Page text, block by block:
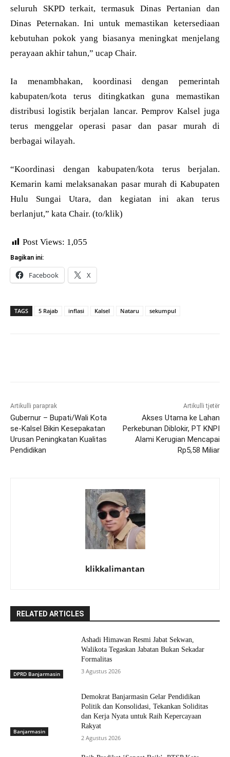
seluruh SKPD terkait, termasuk Dinas Pertanian dan
Dinas Peternakan. Ini untuk memastikan ketersediaan
kebutuhan pokok yang biasanya meningkat menjelang
perayaan akhir tahun,” ucap Chair.
Ia menambhakan, koordinasi dengan pemerintah
kabupaten/kota terus ditingkatkan guna memastikan
distribusi logistik berjalan lancar. Pemprov Kalsel juga
terus menggelar operasi pasar dan pasar murah di
berbagai wilayah.
“Koordinasi dengan kabupaten/kota terus berjalan.
Kemarin kami melaksanakan pasar murah di Kabupaten
Hulu Sungai Utara, dan kegiatan ini akan terus
berlanjut,” kata Chair. (to/klik)
Post Views: 1,055
Bagikan ini:
Facebook X
TAGS 5 Rajab inflasi Kalsel Nataru sekumpul
Artikulli paraprak
Gubernur – Bupati/Wali Kota
se-Kalsel Bikin Kesepakatan
Urusan Peningkatan Kualitas
Pendidikan
Artikulli tjetër
Akses Utama ke Lahan
Perkebunan Diblokir, PT KNPI
Alami Kerugian Mencapai
Rp5,58 Miliar
klikkalimantan
RELATED ARTICLES
DPRD Banjarmasin
Ashadi Himawan Resmi Jabat Sekwan,
Walikota Tegaskan Jabatan Bukan Sekadar
Formalitas
3 Agustus 2026
Banjarmasin
Demokrat Banjarmasin Gelar Pendidikan
Politik dan Konsolidasi, Tekankan Soliditas
dan Kerja Nyata untuk Raih Kepercayaan
Rakyat
2 Agustus 2026